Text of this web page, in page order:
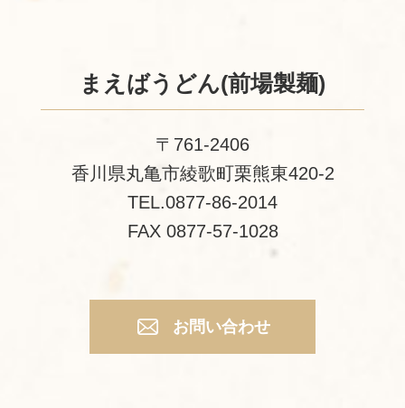
まえばうどん(前場製麺)
〒761-2406
香川県丸亀市綾歌町栗熊東420-2
TEL.0877-86-2014
FAX 0877-57-1028
お問い合わせ